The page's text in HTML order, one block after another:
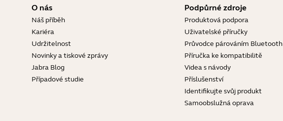
O nás
Náš příběh
Kariéra
Udržitelnost
Novinky a tiskové zprávy
Jabra Blog
Případové studie
Podpůrné zdroje
Produktová podpora
Uživatelské příručky
Průvodce párováním Bluetooth
Příručka ke kompatibilitě
Videa s návody
Příslušenství
Identifikujte svůj produkt
Samoobslužná oprava